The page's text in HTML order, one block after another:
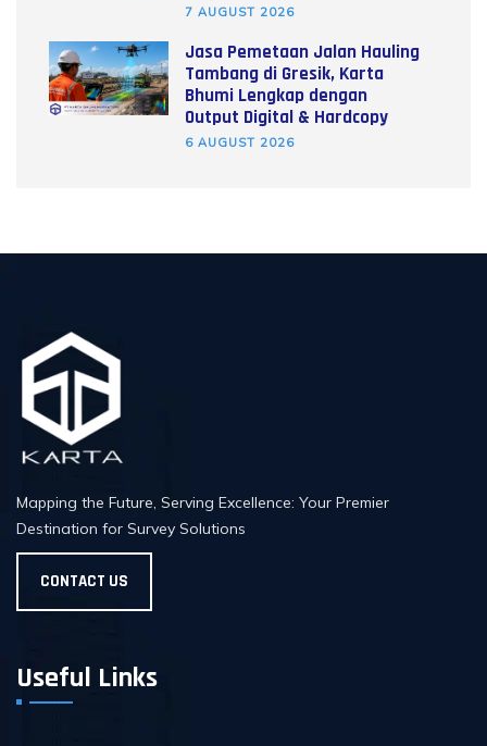
7 AUGUST 2026
Jasa Pemetaan Jalan Hauling
Tambang di Gresik, Karta
Bhumi Lengkap dengan
Output Digital & Hardcopy
6 AUGUST 2026
Mapping the Future, Serving Excellence: Your Premier
Destination for Survey Solutions
CONTACT US
Useful Links